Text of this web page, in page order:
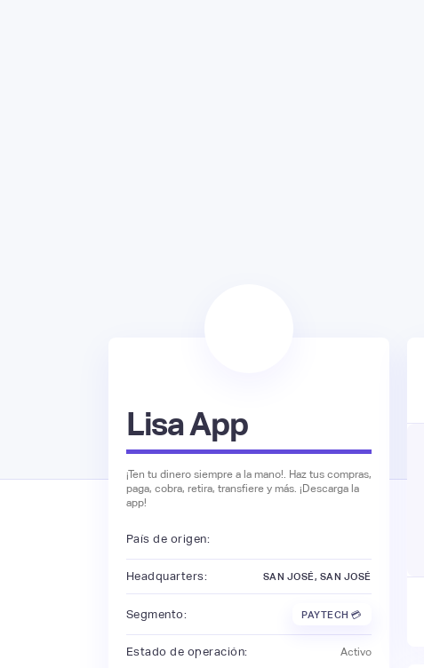
Lisa App
¡Ten tu dinero siempre a la mano!. Haz tus compras,
paga, cobra, retira, transfiere y más. ¡Descarga la
app!
País de origen:
Headquarters: SAN JOSÉ, SAN JOSÉ
Segmento: PAYTECH 💳
Estado de operación: Activo